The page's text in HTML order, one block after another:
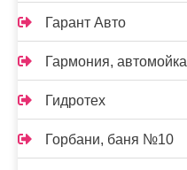
Гарант Авто
Гармония, автомойка
Гидротех
Горбани, баня №10